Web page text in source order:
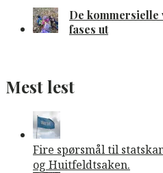
De kommersielle
fases ut
Mest lest
Fire spørsmål til
og Huitfeldtsaken.